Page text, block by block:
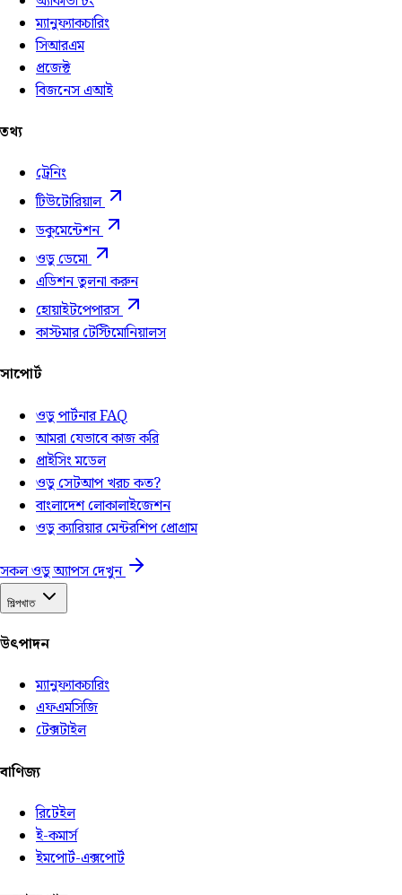
ম্যানুফ্যাকচারিং
সিআরএম
প্রজেক্ট
বিজনেস এআই
তথ্য
ট্রেনিং
টিউটোরিয়াল
ডকুমেন্টেশন
ওডু ডেমো
এডিশন তুলনা করুন
হোয়াইটপেপারস
কাস্টমার টেস্টিমোনিয়ালস
সাপোর্ট
ওডু পার্টনার FAQ
আমরা যেভাবে কাজ করি
প্রাইসিং মডেল
ওডু সেটআপ খরচ কত?
বাংলাদেশ লোকালাইজেশন
ওডু ক্যারিয়ার মেন্টরশিপ প্রোগ্রাম
সকল ওডু অ্যাপস দেখুন
শিল্পখাত
উৎপাদন
ম্যানুফ্যাকচারিং
এফএমসিজি
টেক্সটাইল
বাণিজ্য
রিটেইল
ই-কমার্স
ইমপোর্ট-এক্সপোর্ট